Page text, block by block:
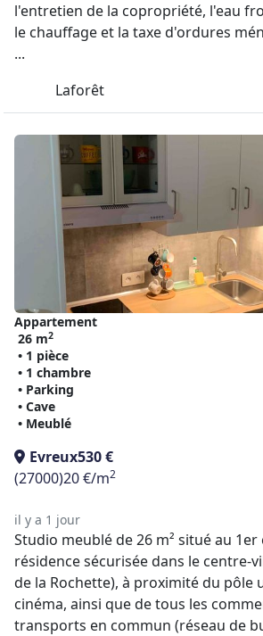
l'entretien de la copropriété, l'eau
le chauffage et la taxe d'ordures
...
Laforêt
Appartement
26 m2
• 1 pièce
• 1 chambre
• Parking
• Cave
• Meublé
Evreux530 €
(27000)20 €/m2
il y a 1 jour
Studio meublé de 26 m² situé au 1er
résidence sécurisée dans le centre-
de la Rochette), à proximité du pôle
cinéma, ainsi que de tous les
transports en commun (réseau de